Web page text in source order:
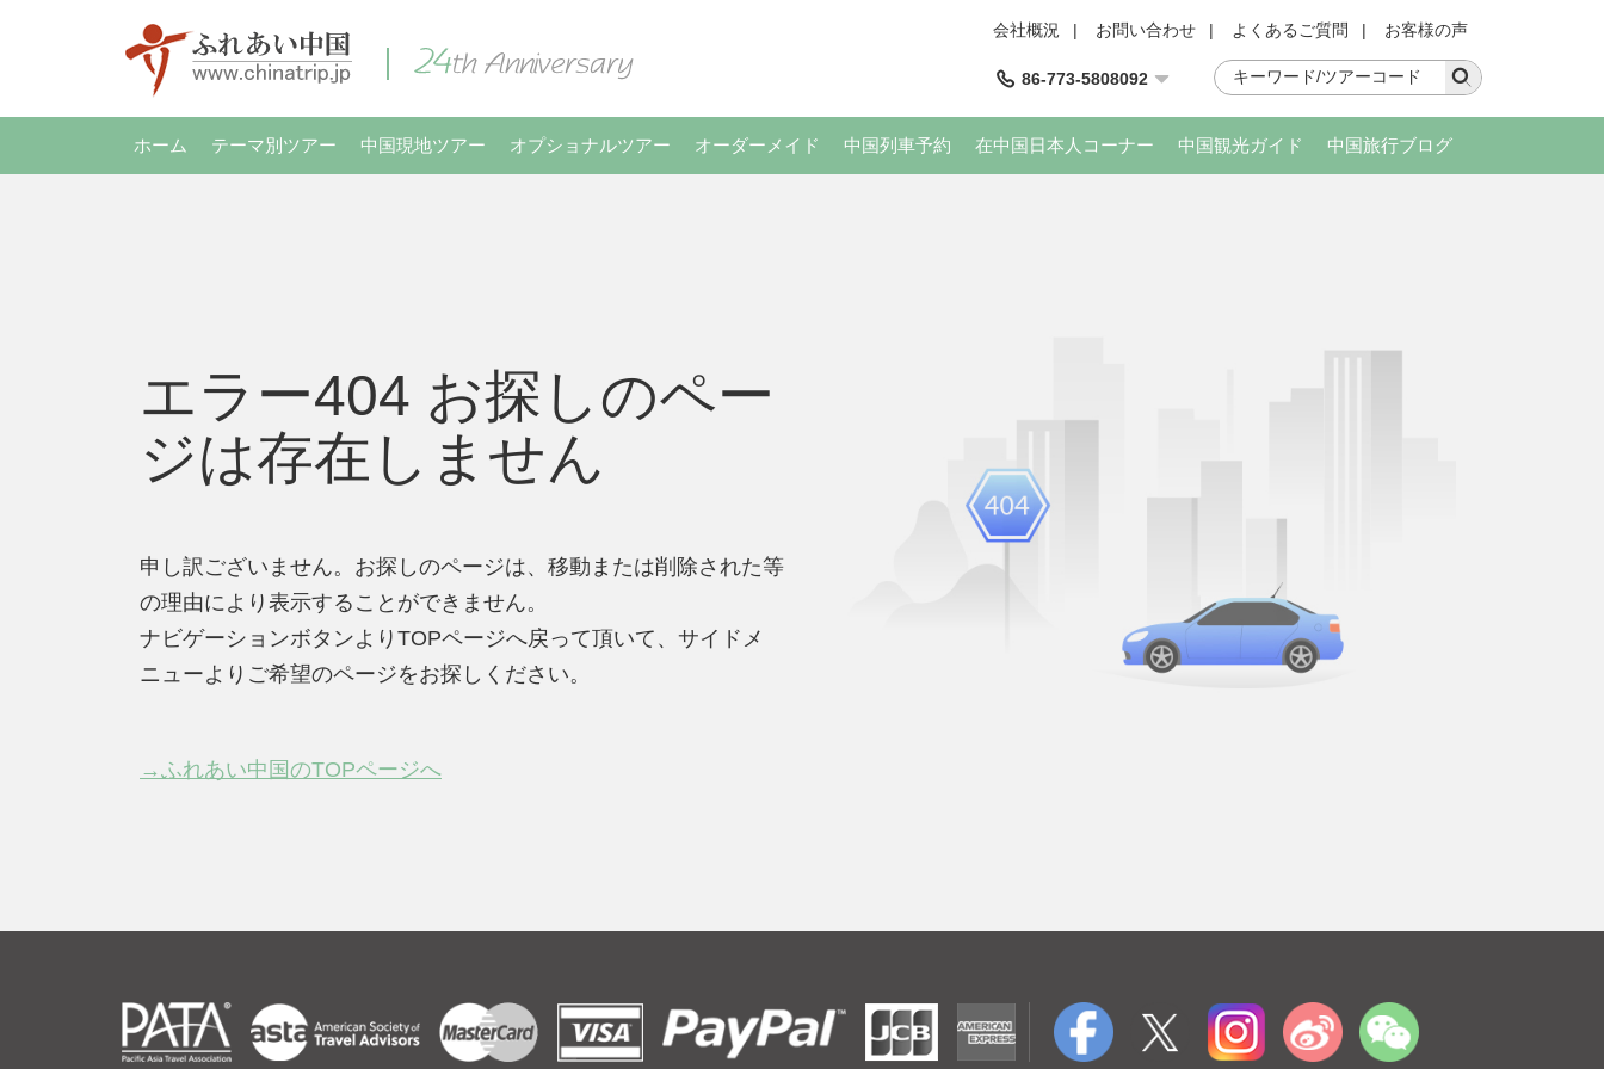
会社概況 | お問い合わせ | よくあるご質問 | お客様の声
86-773-5808092
ホーム テーマ別ツアー 中国現地ツアー オプショナルツアー オーダーメイド 中国列車予約 在中国日本人コーナー 中国観光ガイド 中国旅行ブログ
エラー404 お探しのペー
ジは存在しません
申し訳ございません。お探しのページは、移動または削除された等
の理由により表示することができません。
ナビゲーションボタンよりTOPページへ戻って頂いて、サイドメ
ニューよりご希望のページをお探しください。
→ふれあい中国のTOPページへ